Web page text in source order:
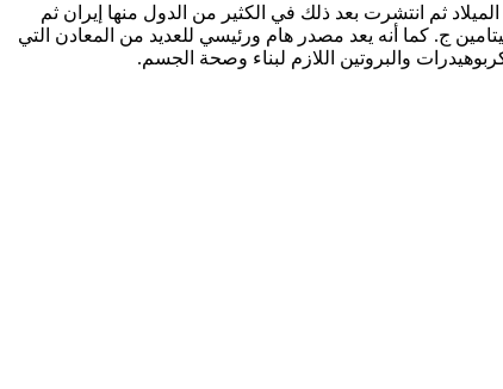
ثم انتشرت بعد ذلك في الكثير من الدول منها إيران ثم
ج. كما أنه يعد مصدر هام ورئيسي للعديد من المعادن التي
والبروتين اللازم لبناء وصحة الجسم.